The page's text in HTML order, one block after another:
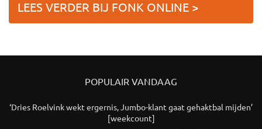
LEES VERDER BIJ FONK ONLINE >
POPULAIR VANDAAG
‘Dries Roelvink wekt ergernis, Jumbo-klant gaat gehaktbal mijden’
[weekcount]